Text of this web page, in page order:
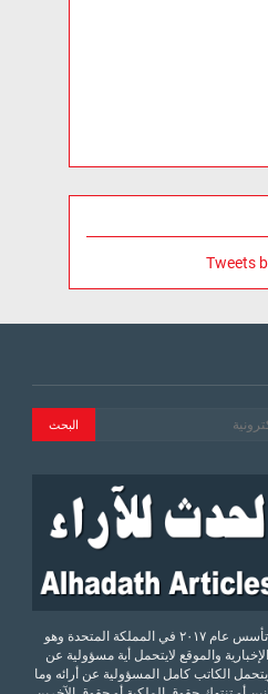
Tweets
موقع وكالة الحدث للآراء تأسس عام ٢٠١٧ في المملكة المتحدة وهو
والموقع لايتحمل أية مسؤولية عن
الكاتب كامل المسؤولية عن أرائه وما